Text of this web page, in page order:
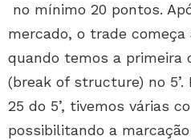
no mínimo 20 pontos.
mercado, o trade
quando temos a primeira
(break of structure) no
25 do 5’, tivemos várias
possibilitando a